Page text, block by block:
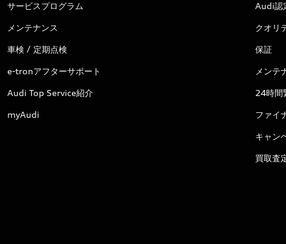
サービスプログラム
メンテナンス
車検 / 定期点検
e-tronアフターサポート
Audi Top Service紹介
myAudi
Audi認
クオリ
保証
メンテ
24時間
ファイ
キャン
買取査